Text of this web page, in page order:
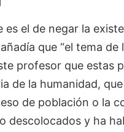
es el de negar la
que “el tema de
profesor que estas
de la humanidad,
de población o la
descolocados y ha